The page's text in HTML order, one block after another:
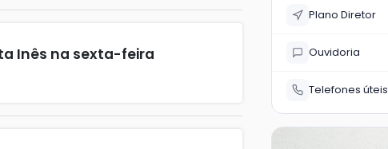
Inês na sexta-feira
Plano Diretor
Ouvidoria
Telefones úteis